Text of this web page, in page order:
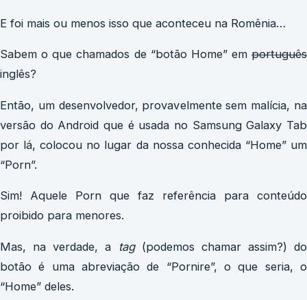
E foi mais ou menos isso que aconteceu na Romênia…
Sabem o que chamados de “botão Home” em português
inglês?
Então, um desenvolvedor, provavelmente sem malícia, na
versão do Android que é usada no Samsung Galaxy Tab
por lá, colocou no lugar da nossa conhecida “Home” um
“Porn”.
Sim! Aquele Porn que faz referência para conteúdo
proibido para menores.
Mas, na verdade, a tag(podemos chamar assim?) do
botão é uma abreviação de “Pornire”, o que seria, o
“Home” deles.